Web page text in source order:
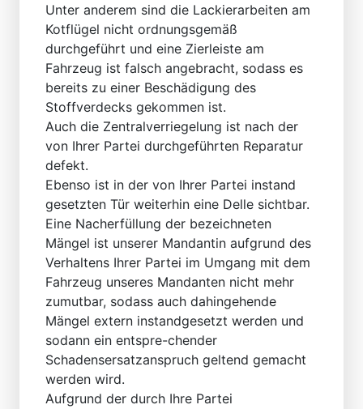
Unter anderem sind die Lackierarbeiten am
Kotflügel nicht ordnungsgemäß
durchgeführt und eine Zierleiste am
Fahrzeug ist falsch angebracht, sodass es
bereits zu einer Beschädigung des
Stoffverdecks gekommen ist.
Auch die Zentralverriegelung ist nach der
von Ihrer Partei durchgeführten Reparatur
defekt.
Ebenso ist in der von Ihrer Partei instand
gesetzten Tür weiterhin eine Delle sichtbar.
Eine Nacherfüllung der bezeichneten
Mängel ist unserer Mandantin aufgrund des
Verhaltens Ihrer Partei im Umgang mit dem
Fahrzeug unseres Mandanten nicht mehr
zumutbar, sodass auch dahingehende
Mängel extern instandgesetzt werden und
sodann ein entspre-chender
Schadensersatzanspruch geltend gemacht
werden wird.
Aufgrund der durch Ihre Partei